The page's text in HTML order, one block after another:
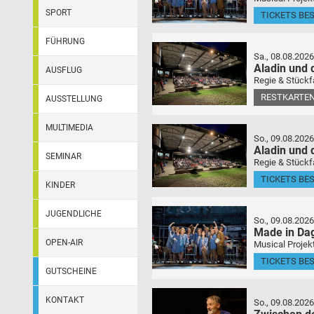
SPORT
FÜHRUNG
AUSFLUG
AUSSTELLUNG
MULTIMEDIA
SEMINAR
KINDER
JUGENDLICHE
OPEN-AIR
GUTSCHEINE
KONTAKT
TICKETS
Sa., 08.08.2026
Aladin und
Regie &
So., 09.08.2026
Aladin und
Regie &
TICKETS
So., 09.08.2026
Made in
Musical
TICKETS
So., 09.08.2026